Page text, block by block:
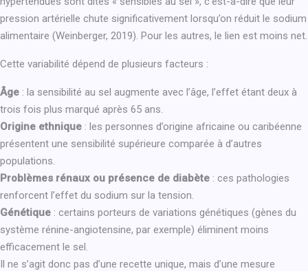
pression artérielle chute significativement lorsqu’on réduit le sodium
alimentaire (Weinberger, 2019). Pour les autres, le lien est moins net.
Cette variabilité dépend de plusieurs facteurs :
Âge : la sensibilité au sel augmente avec l’âge, l’effet étant deux à
trois fois plus marqué après 65 ans.
Origine ethnique : les personnes d’origine africaine ou caribéenne
présentent une sensibilité supérieure comparée à d’autres
populations.
Problèmes rénaux ou présence de diabète : ces pathologies
renforcent l’effet du sodium sur la tension.
Génétique : certains porteurs de variations génétiques (gènes du
système rénine-angiotensine, par exemple) éliminent moins
efficacement le sel.
Il ne s’agit donc pas d’une recette unique, mais d’une mesure